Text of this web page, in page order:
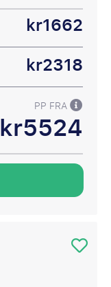
kr1662
kr2318
PP FRA
kr5524